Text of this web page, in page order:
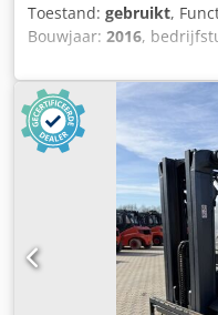
Toestand: gebruikt,
Bouwjaar: 2016,
masttype:Simplex,
vorkheftruck Type mast:
gebruik en volledig
Technische staat: goed
verwarming, volledige